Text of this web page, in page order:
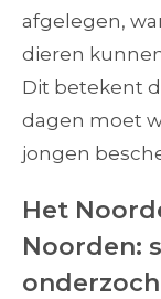
afgelegen,
dieren
Dit betekent
dagen moet
jongen
Het
Noorden: